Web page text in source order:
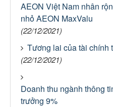
AEON Việt Nam nhân
nhỏ AEON MaxValu
(22/12/2021)
Tương lai của tài chính
(22/12/2021)
Doanh thu ngành thông
trưởng 9%